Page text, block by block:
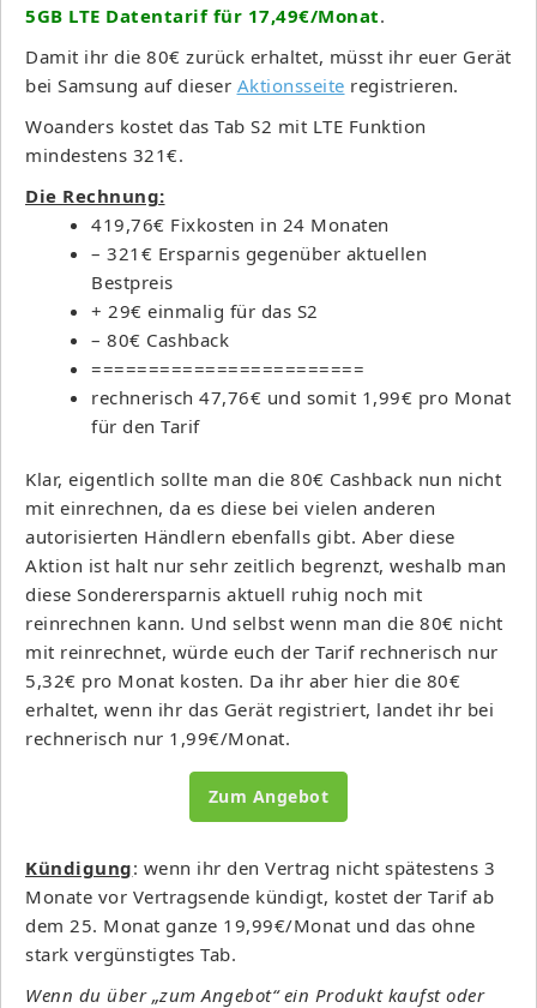
5GB LTE Datentarif für 17,49€/Monat.
Damit ihr die 80€ zurück erhaltet, müsst ihr euer Gerät
bei Samsung auf dieser Aktionsseite registrieren.
Woanders kostet das Tab S2 mit LTE Funktion
mindestens 321€.
Die Rechnung:
419,76€ Fixkosten in 24 Monaten
– 321€ Ersparnis gegenüber aktuellen
Bestpreis
+ 29€ einmalig für das S2
– 80€ Cashback
========================
rechnerisch 47,76€ und somit 1,99€ pro Monat
für den Tarif
Klar, eigentlich sollte man die 80€ Cashback nun nicht
mit einrechnen, da es diese bei vielen anderen
autorisierten Händlern ebenfalls gibt. Aber diese
Aktion ist halt nur sehr zeitlich begrenzt, weshalb man
diese Sonderersparnis aktuell ruhig noch mit
reinrechnen kann. Und selbst wenn man die 80€ nicht
mit reinrechnet, würde euch der Tarif rechnerisch nur
5,32€ pro Monat kosten. Da ihr aber hier die 80€
erhaltet, wenn ihr das Gerät registriert, landet ihr bei
rechnerisch nur 1,99€/Monat.
Zum Angebot
Kündigung: wenn ihr den Vertrag nicht spätestens 3
Monate vor Vertragsende kündigt, kostet der Tarif ab
dem 25. Monat ganze 19,99€/Monat und das ohne
stark vergünstigtes Tab.
Wenn du über „zum Angebot“ ein Produkt kaufst oder